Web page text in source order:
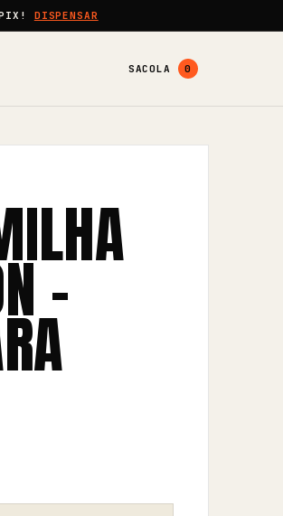
DISPENSAR
SACOLA 0
–